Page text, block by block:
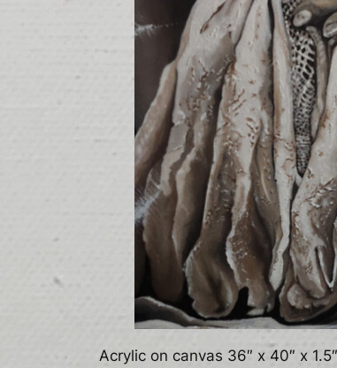
Acrylic on canvas 36″ x 40″ x